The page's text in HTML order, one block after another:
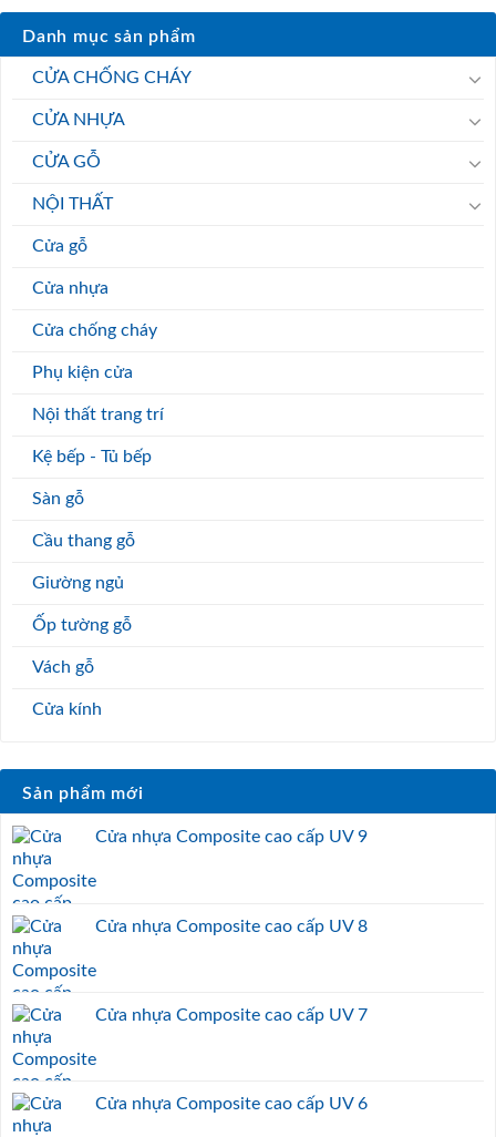
Danh mục sản phẩm
CỬA CHỐNG CHÁY
CỬA NHỰA
CỬA GỖ
NỘI THẤT
Cửa gỗ
Cửa nhựa
Cửa chống cháy
Phụ kiện cửa
Nội thất trang trí
Kệ bếp - Tủ bếp
Sàn gỗ
Cầu thang gỗ
Giường ngủ
Ốp tường gỗ
Vách gỗ
Cửa kính
Sản phẩm mới
Cửa nhựa Composite cao cấp UV 9
Cửa nhựa Composite cao cấp UV 8
Cửa nhựa Composite cao cấp UV 7
Cửa nhựa Composite cao cấp UV 6